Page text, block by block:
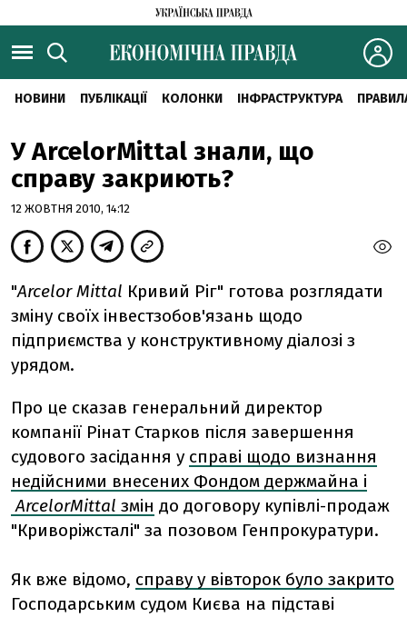
НОВИНИ ПУБЛІКАЦІЇ КОЛОНКИ ІНФРАСТРУКТУРА
У ArcelorMittal знали, що
справу закриють?
12 ЖОВТНЯ 2010, 14:12
"Arcelor Mittal Кривий Ріг" готова розглядати
зміну своїх інвестзобов'язань щодо
підприємства у конструктивному діалозі з
урядом.
Про це сказав генеральний директор
компанії Рінат Старков після завершення
судового засідання у справі щодо визнання
недійсними внесених Фондом держмайна і
ArcelorMittal змін до договору купівлі-продаж
"Криворіжсталі" за позовом Генпрокуратури.
Як вже відомо, справу у вівторок було закрито
Господарським судом Києва на підставі